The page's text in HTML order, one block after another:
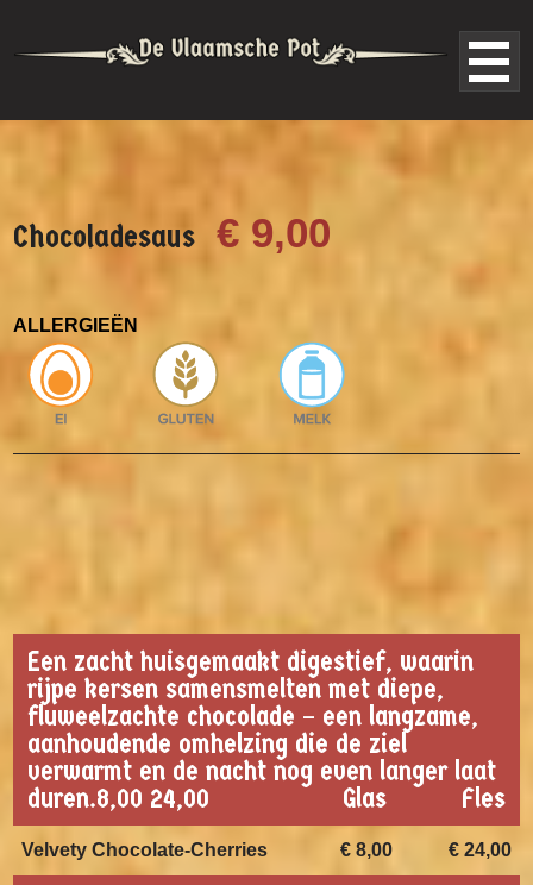
Chocoladesaus € 9,00
ALLERGIEËN
Een zacht huisgemaakt digestief, waarin
rijpe kersen samensmelten met diepe,
fluweelzachte chocolade – een langzame,
aanhoudende omhelzing die de ziel
verwarmt en de nacht nog even langer laat
duren.8,00 24,00
Fles
Glas
€ 24,00
€ 8,00
Velvety Chocolate-Cherries